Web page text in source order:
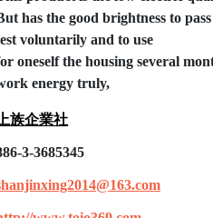
has the good brightness to
voluntarily and to use
oneself the housing several
energy truly,
上族企業社
3-3685345